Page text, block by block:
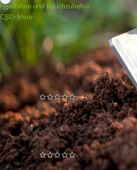
Headshop und Rauchzubehör
CBD-Shop
NEUE PRODUKTE
White Widow (Bulk Passion)
feminisiert
Blueberry Widow (Bulk
Passion) feminisiert